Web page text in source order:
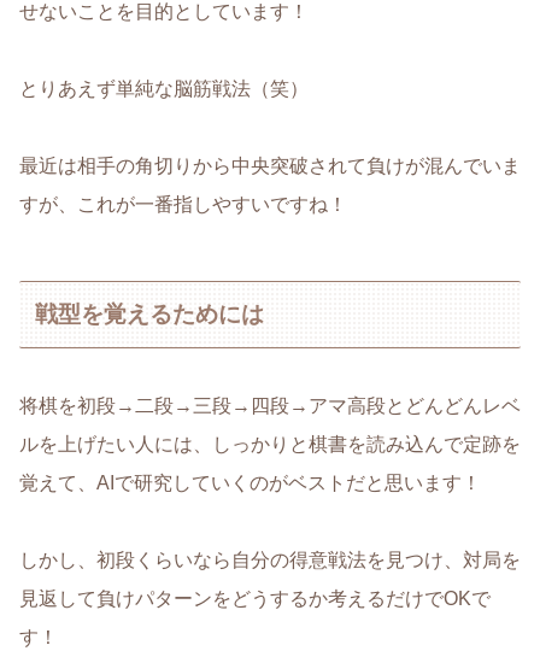
せないことを目的としています！
とりあえず単純な脳筋戦法（笑）
最近は相手の角切りから中央突破されて負けが混んでいま
すが、これが一番指しやすいですね！
戦型を覚えるためには
将棋を初段→二段→三段→四段→アマ高段とどんどんレベ
ルを上げたい人には、しっかりと棋書を読み込んで定跡を
覚えて、AIで研究していくのがベストだと思います！
しかし、初段くらいなら自分の得意戦法を見つけ、対局を
見返して負けパターンをどうするか考えるだけでOKで
す！